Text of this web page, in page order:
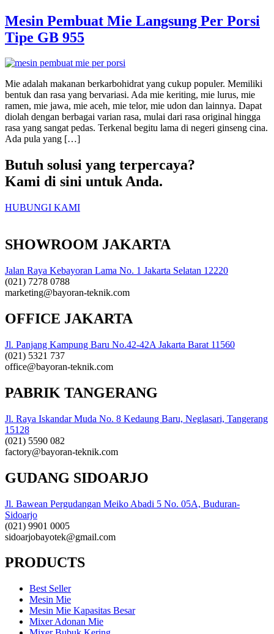
Mesin Pembuat Mie Langsung Per Porsi
Tipe GB 955
Mie adalah makanan berkarbohidrat yang cukup populer. Memiliki
bentuk dan rasa yang bervariasi. Ada mie keriting, mie lurus, mie
ramen, mie jawa, mie aceh, mie telor, mie udon dan lainnya. Dapat
diolah dengan berbagai varian rasa, mulai dari rasa original hingga
rasa yang sangat pedas. Terkenal begitu lama di negeri ginseng cina.
Ada pula yang […]
Butuh solusi yang terpercaya?
Kami di sini untuk Anda.
HUBUNGI KAMI
SHOWROOM JAKARTA
Jalan Raya Kebayoran Lama No. 1 Jakarta Selatan 12220
(021) 7278 0788
marketing@bayoran-teknik.com
OFFICE JAKARTA
Jl. Panjang Kampung Baru No.42-42A Jakarta Barat 11560
(021) 5321 737
office@bayoran-teknik.com
PABRIK TANGERANG
Jl. Raya Iskandar Muda No. 8 Kedaung Baru, Neglasari, Tangerang
15128
(021) 5590 082
factory@bayoran-teknik.com
GUDANG SIDOARJO
Jl. Bawean Pergudangan Meiko Abadi 5 No. 05A, Buduran-
Sidoarjo
(021) 9901 0005
sidoarjobayotek@gmail.com
PRODUCTS
Best Seller
Mesin Mie
Mesin Mie Kapasitas Besar
Mixer Adonan Mie